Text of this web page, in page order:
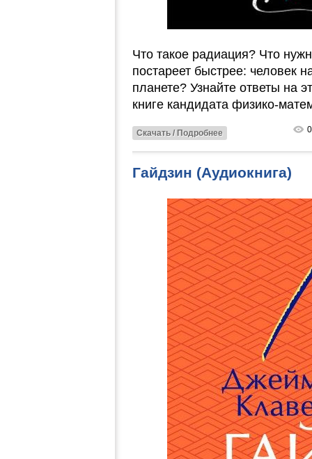
Что такое радиация? Что
постареет быстрее: человек
планете? Узнайте ответы на
книге кандидата физико-
Скачать / Подробнее 0
Гайдзин (Аудиокнига)